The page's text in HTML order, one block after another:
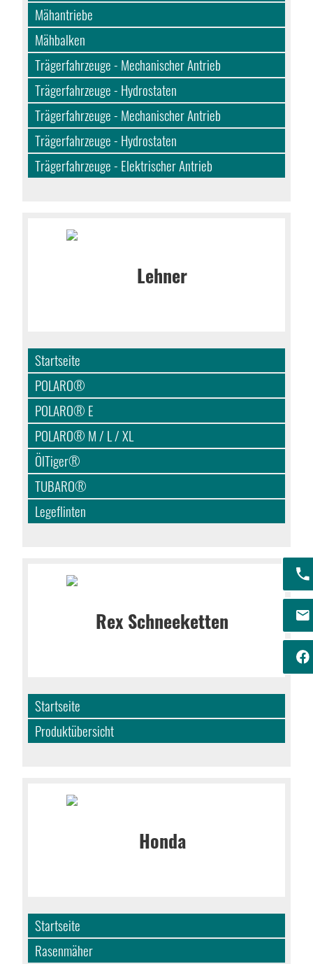
Mähantriebe
Mähbalken
Trägerfahrzeuge - Mechanischer Antrieb
Trägerfahrzeuge - Hydrostaten
Trägerfahrzeuge - Mechanischer Antrieb
Trägerfahrzeuge - Hydrostaten
Trägerfahrzeuge - Elektrischer Antrieb
Startseite
POLARO®
POLARO® E
POLARO® M / L / XL
ÖlTiger®
TUBARO®
Legeflinten
Startseite
Produktübersicht
Startseite
Rasenmäher